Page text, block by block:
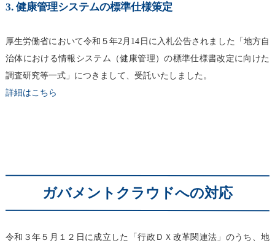
3. 健康管理システムの標準仕様策定
厚生労働省において令和５年2月14日に入札公告されました「地方自
治体における情報システム（健康管理）の標準仕様書改定に向けた
調査研究等一式」につきまして、受託いたしました。
詳細はこちら
ガバメントクラウドへの対応
令和３年５月１２日に成立した「行政ＤＸ改革関連法」のうち、地